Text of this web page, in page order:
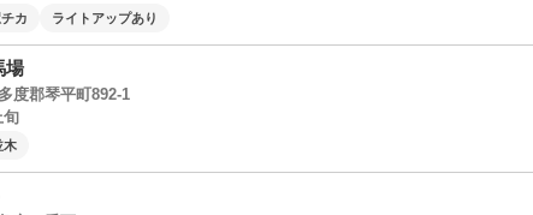
カ ライトアップあり
場
度郡琴平町892-1
旬
木